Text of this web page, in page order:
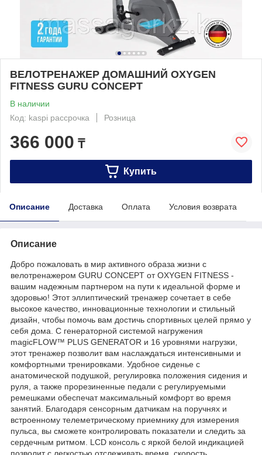
ВЕЛОТРЕНАЖЕР ДОМАШНИЙ OXYGEN
FITNESS GURU CONCEPT
В наличии
Код: kaspi рассрочка
Розница
366 000 ₸
Купить
Описание Доставка Оплата Условия возврата
Описание
Добро пожаловать в мир активного образа жизни с
велотренажером GURU CONCEPT от OXYGEN FITNESS -
вашим надежным партнером на пути к идеальной форме и
здоровью! Этот эллиптический тренажер сочетает в себе
высокое качество, инновационные технологии и стильный
дизайн, чтобы помочь вам достичь спортивных целей прямо у
себя дома. С генераторной системой нагружения
magicFLOW™ PLUS GENERATOR и 16 уровнями нагрузки,
этот тренажер позволит вам наслаждаться интенсивными и
комфортными тренировками. Удобное сиденье с
анатомической подушкой, регулировка положения сидения и
руля, а также прорезиненные педали с регулируемыми
ремешками обеспечат максимальный комфорт во время
занятий. Благодаря сенсорным датчикам на поручнях и
встроенному телеметрическому приемнику для измерения
пульса, вы сможете контролировать показатели и следить за
сердечным ритмом. LCD консоль с яркой белой индикацией
позволит с легкостью отслеживать время, скорость,